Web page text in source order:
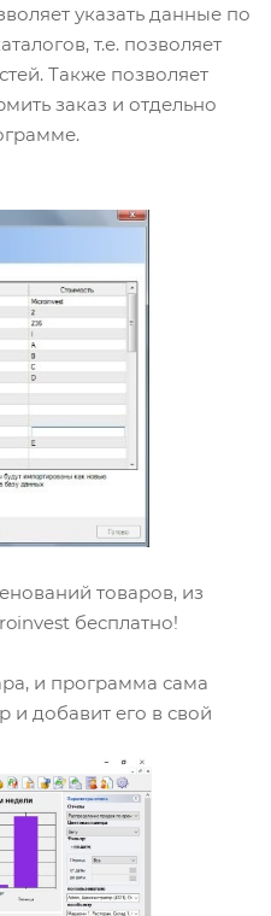
указать данные по
т.е. позволяет
Также позволяет
заказ и отдельно
товаров, из
бесплатно!
и программа сама
и добавит его в свой